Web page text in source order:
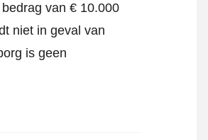
van € 10.000
niet in geval van
is geen